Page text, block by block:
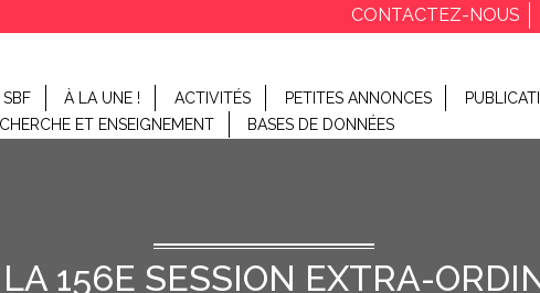
CONTACTEZ-NOUS
SBF À LA UNE ! ACTIVITÉS PETITES ANNONCES
ET ENSEIGNEMENT
BASES DE DONNÉES
156E SESSION EXTRA-